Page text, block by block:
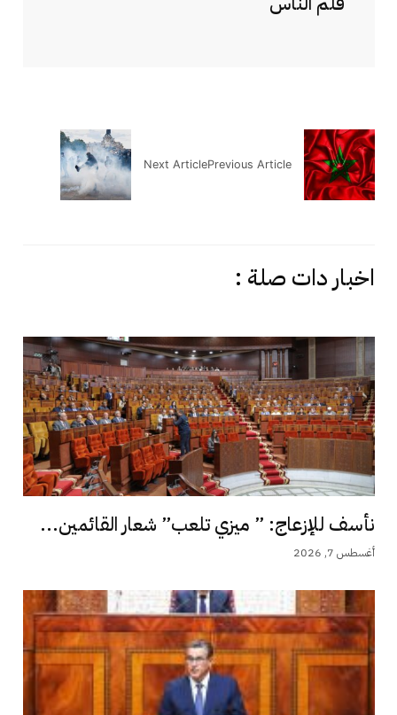
Previous Article
Next Article
اخبار دات صلة :
نأسف للإزعاج: ” ميزي تلعب” شعار القائمين...
أغسطس 7, 2026